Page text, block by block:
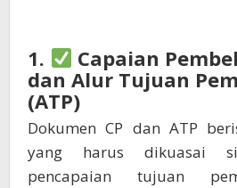
1.
Capaian
dan Alur Tujuan
(ATP)
Dokumen CP dan ATP
yang harus dikuasai
pencapaian tujuan